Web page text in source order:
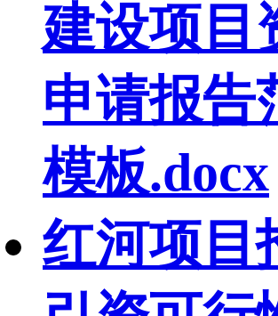
建设项目
申请报告
模板.docx
红河项目